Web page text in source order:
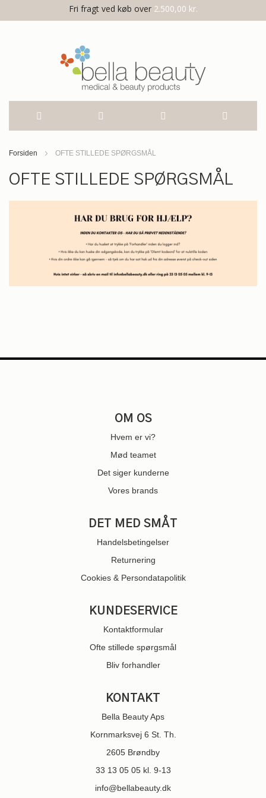
Fri fragt ved køb over 2.500,00 kr.
Forsiden OFTE STILLEDE SPØRGSMÅL
OFTE STILLEDE SPØRGSMÅL
OM OS
Hvem er vi?
Mød teamet
Det siger kunderne
Vores brands
DET MED SMÅT
Handelsbetingelser
Returnering
Cookies & Persondatapolitik
KUNDESERVICE
Kontaktformular
Ofte stillede spørgsmål
Bliv forhandler
KONTAKT
Bella Beauty Aps
Kornmarksvej 6 St. Th.
2605 Brøndby
33 13 05 05kl. 9-13
info@bellabeauty.dk